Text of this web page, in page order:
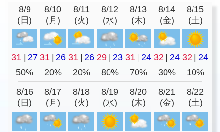
8/9
(日)
8/10
(月)
8/11
(火)
8/12
(水)
8/13
(木)
8/14
(金)
8/15
(土)
31 | 27 31 | 26 31 | 26 29 | 23 31 | 24 32 | 24 32 | 24
50%
20% 20% 80% 70% 30% 10%
8/16
(日)
8/17
(月)
8/18
(火)
8/19
(水)
8/20
(木)
8/21
(金)
8/22
(土)